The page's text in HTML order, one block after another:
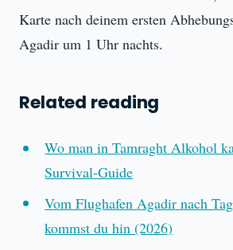
Karte nach deinem ersten
Agadir um 1 Uhr nachts.
Related reading
Wo man in Tamraght Alkohol
Survival-Guide
Vom Flughafen Agadir nach
kommst du hin (2026)